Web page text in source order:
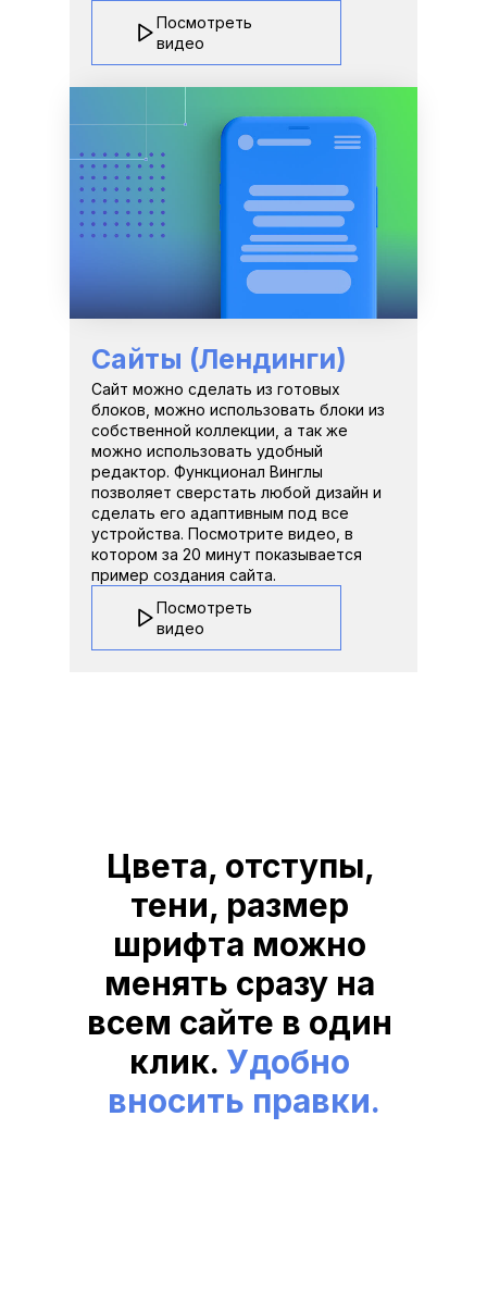
Посмотреть
видео
Сайты (Лендинги)
Сайт можно сделать из готовых
блоков, можно использовать блоки из
собственной коллекции, а так же
можно использовать удобный
редактор. Функционал Винглы
позволяет сверстать любой дизайн и
сделать его адаптивным под все
устройства. Посмотрите видео, в
котором за 20 минут показывается
пример создания сайта.
Посмотреть
видео
Цвета, отступы,
тени, размер
шрифта можно
менять сразу на
всем сайте в один
клик. Удобно
вносить правки.